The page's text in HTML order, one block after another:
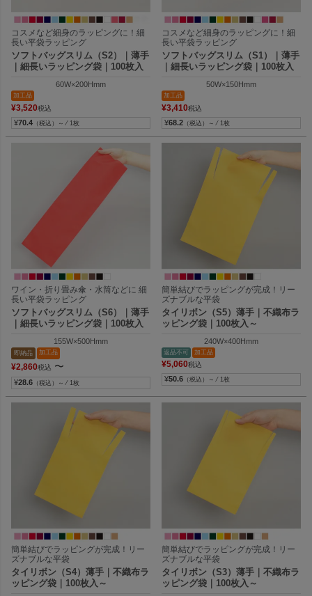
コスメなど細身のラッピングに！細
長い平袋ラッピング
ソフトバッグスリム（S2）｜薄手
｜細長いラッピング袋｜100枚入
60W×200Hmm
加工品
¥3,520税込
¥70.4 （税込）～ ⁄ 1枚
コスメなど細身のラッピングに！細
長い平袋ラッピング
ソフトバッグスリム（S1）｜薄手
｜細長いラッピング袋｜100枚入
50W×150Hmm
加工品
¥3,410税込
¥68.2 （税込）～ ⁄ 1枚
ワイン・折り畳み傘・水筒などに 細
長い平袋ラッピング
ソフトバッグスリム（S6）｜薄手
｜細長いラッピング袋｜100枚入
155W×500Hmm
即納品 加工品
¥2,860税込 〜
¥28.6 （税込）～ ⁄ 1枚
簡単結びでラッピングが完成！リー
ズナブルな平袋
タイリボン（S5）薄手｜不織布ラ
ッピング袋｜100枚入～
240W×400Hmm
返品不可 加工品
¥5,060税込
¥50.6 （税込）～ ⁄ 1枚
簡単結びでラッピングが完成！リー
ズナブルな平袋
タイリボン（S4）薄手｜不織布ラ
ッピング袋｜100枚入～
簡単結びでラッピングが完成！リー
ズナブルな平袋
タイリボン（S3）薄手｜不織布ラ
ッピング袋｜100枚入～